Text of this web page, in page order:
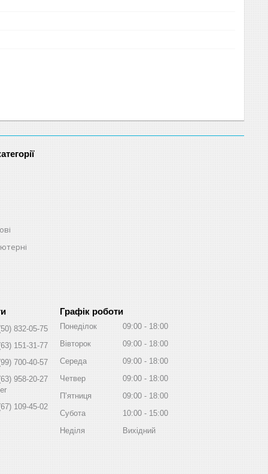
832-05-75
151-31-77
700-40-57
958-20-27
109-45-02
Графік роботи
Понеділок 09:00
18:00
Вівторок
09:00
18:00
Середа
09:00
18:00
Четвер
09:00
18:00
Пʼятниця
09:00
18:00
Субота
10:00
15:00
Неділя
Вихідний